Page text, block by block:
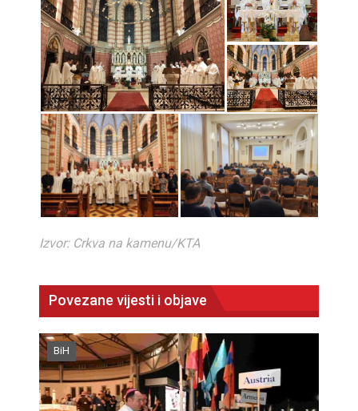
Izvor: Crkva na kamenu/KTA
Povezane vijesti i objave
BiH